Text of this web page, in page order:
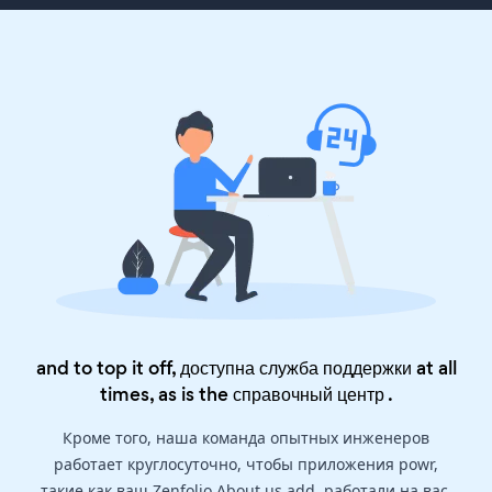
and to top it off, доступна служба поддержки at all
times, as is theсправочный центр.
Кроме того, наша команда опытных инженеров
работает круглосуточно, чтобы приложения powr,